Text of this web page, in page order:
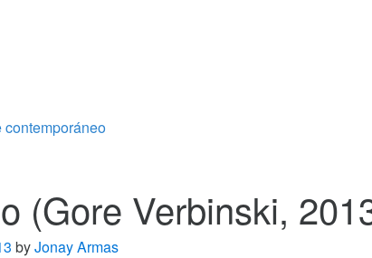
contemporáneo
(Gore Verbinski,
byJonay Armas